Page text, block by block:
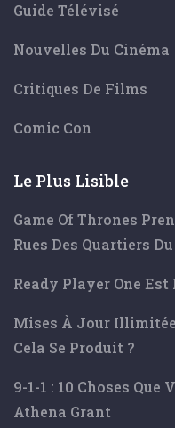
Guide Télévisé
Nouvelles Du Cinéma
Critiques De Films
Comic Con
Le Plus Lisible
Game Of Thrones
Rues Des Quartiers
Ready Player One
Mises À Jour
Cela Se Produit ?
9-1-1 : 10 Choses Que
Athena Grant